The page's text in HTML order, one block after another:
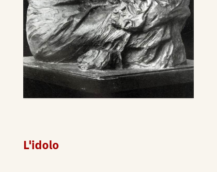
L'idolo